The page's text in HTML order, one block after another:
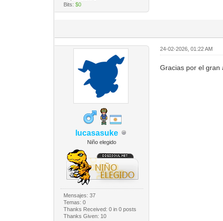
Bits: $0
lucasasuke
Niño elegido
Mensajes: 37
Temas: 0
Thanks Received: 0in 0 posts
Thanks Given: 10
24-02-2026, 01:22 AM
Gracias por el gran